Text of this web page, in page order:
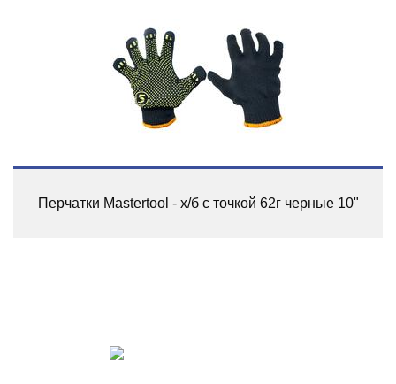
Перчатки Mastertool - х/б с точкой 62г черные 10"